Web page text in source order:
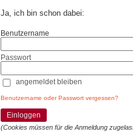
Ja, ich bin schon dabei:
Benutzername
Passwort
angemeldet bleiben
Benutzername oder Passwort vergessen?
Einloggen
(Cookies müssen für die Anmeldung